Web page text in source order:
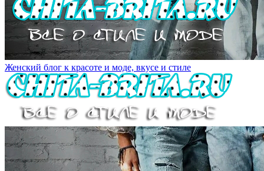
Женский блог к красоте и моде, вкусе и стиле